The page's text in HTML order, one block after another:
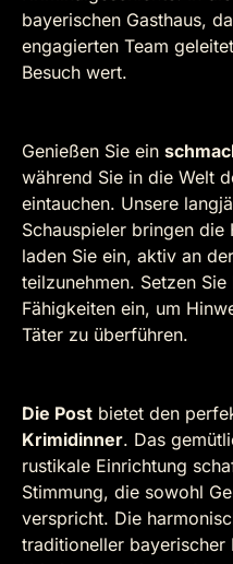
bayerischen Gasthaus,
engagierten Team
Besuch wert.
Genießen Sie ein
während Sie in die Welt
eintauchen. Unsere
Schauspieler bringen die
laden Sie ein, aktiv an
teilzunehmen. Setzen
Fähigkeiten ein, um
Täter zu überführen.
Die Post bietet den
Krimidinner. Das
rustikale Einrichtung
Stimmung, die sowohl
verspricht. Die
traditioneller bayerischer